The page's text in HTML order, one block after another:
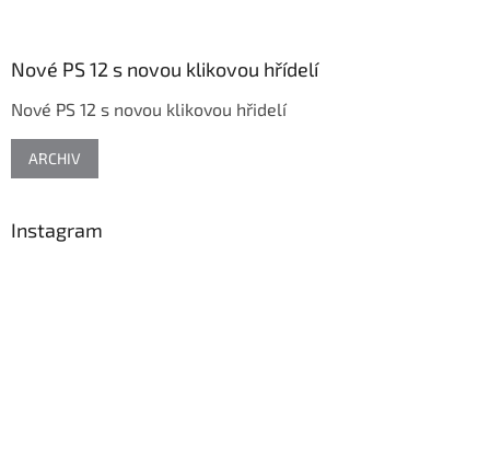
Nové PS 12 s novou klikovou hřídelí
Nové PS 12 s novou klikovou hřidelí
ARCHIV
Instagram